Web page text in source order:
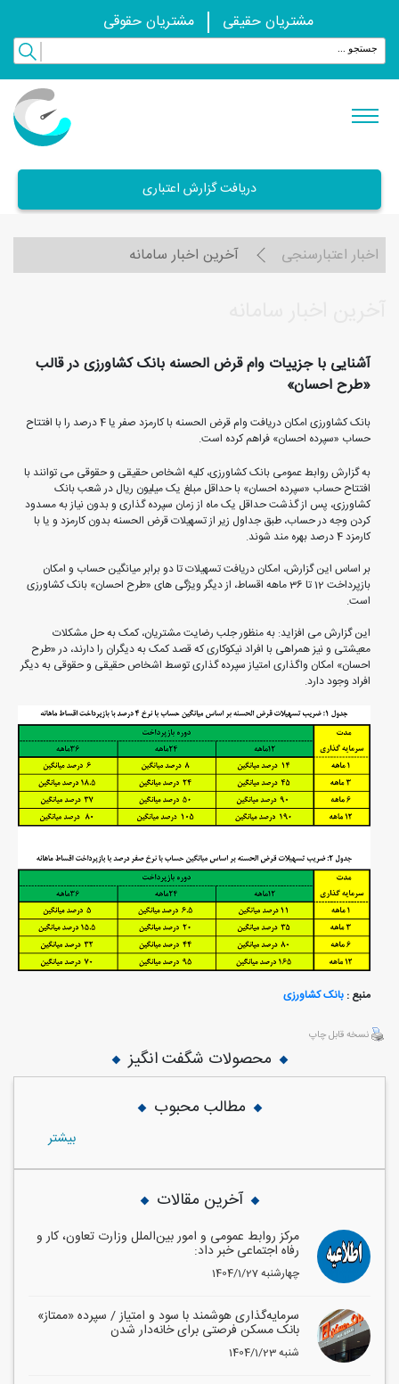
مشتریان حقیقی مشتریان حقوقی
دریافت گزارش اعتباری
اخبار اعتبارسنجی آخرین اخبار سامانه
آشنایی با جزییات وام قرض الحسنه بانک کشاورزی در قالب
«طرح احسان»
بانک کشاورزی امکان دریافت وام قرض الحسنه با کارمزد صفر یا 4 درصد را با افتتاح
حساب «سپرده احسان» فراهم کرده است.
به گزارش روابط عمومی بانک کشاورزی، کلیه اشخاص حقیقی و حقوقی می توانند با
افتتاح حساب «سپرده احسان» با حداقل مبلغ یک میلیون ریال در شعب بانک
کشاورزی، پس از گذشت حداقل یک ماه از زمان سپرده گذاری و بدون نیاز به مسدود
کردن وجه در حساب، طبق جداول زیر از تسهیلات قرض الحسنه بدون کارمزد و یا با
کارمزد 4 درصد بهره مند شوند.
بر اساس این گزارش، امکان دریافت تسهیلات تا دو برابر میانگین حساب و امکان
بازپرداخت 12 تا 36 ماهه اقساط، از دیگر ویژگی های «طرح احسان» بانک کشاورزی
است.
این گزارش می افزاید: به منظور جلب رضایت مشتریان، کمک به حل مشکلات
معیشتی و نیز همراهی با افراد نیکوکاری که قصد کمک به دیگران را دارند، در «طرح
احسان» امکان واگذاری امتیاز سپرده گذاری توسط اشخاص حقیقی و حقوقی به دیگر
افراد وجود دارد.
منبع : بانک کشاورزی
نسخه قابل چاپ
محصولات شگفت انگیز
مطالب محبوب
بيشتر
آخرین مقالات
مرکز روابط عمومی و امور بین‌الملل وزارت تعاون، کار و
رفاه اجتماعی خبر داد:
1404/1/27 چهارشنبه
سرمایه‌گذاری هوشمند با سود و امتیاز / سپرده «ممتاز»
بانک مسکن فرصتی برای خانه‌دار شدن
1404/1/23 شنبه